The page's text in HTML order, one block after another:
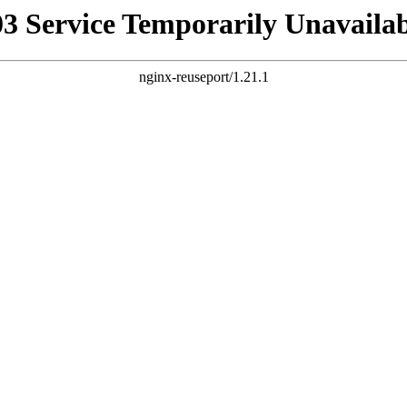
Service Temporarily
nginx-reuseport/1.21.1